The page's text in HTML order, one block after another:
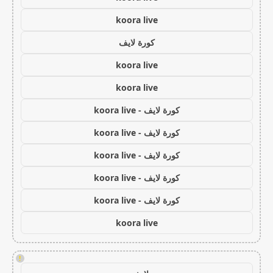
koora live
كورة لايف
koora live
koora live
كورة لايف - koora live
كورة لايف - koora live
كورة لايف - koora live
كورة لايف - koora live
كورة لايف - koora live
koora live
!